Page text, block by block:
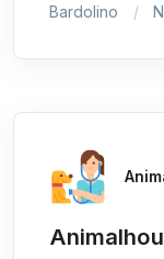
Bardolino